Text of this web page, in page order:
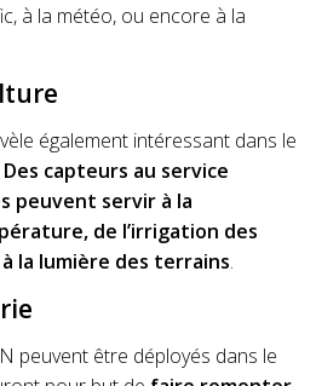
à la météo, ou encore à la
également intéressant dans le
Des capteurs au service
peuvent servir à la
de l’irrigation des
la lumière des terrains.
peuvent être déployés dans le